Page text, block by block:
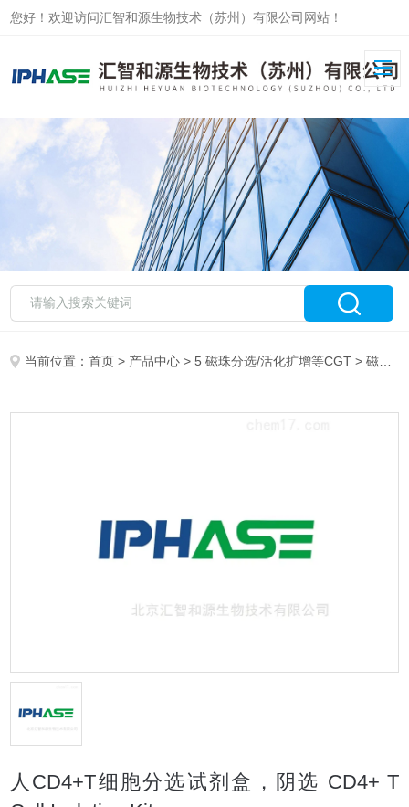
您好！欢迎访问汇智和源生物技术（苏州）有限公司网站！
当前位置：首页 > 产品中心 >5 磁珠分选/活化扩增等CGT >磁珠分选试剂盒/阳选+阴选
人CD4+T细胞分选试剂盒，阴选 CD4+ T